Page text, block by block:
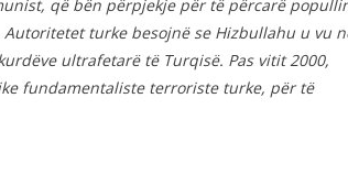
që bën përpjekje për të përcarë
turke besojnë se Hizbullahu u vu
ultrafetarë të Turqisë. Pas vitit 2000,
fundamentaliste terroriste turke, për të